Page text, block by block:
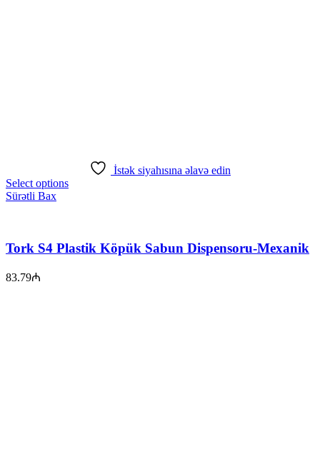
İstək siyahısına əlavə edin
Select options
Sürətli Bax
Tork S4 Plastik Köpük Sabun Dispensoru-Mexanik
83.79₼